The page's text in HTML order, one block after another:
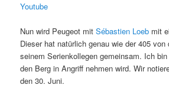
Youtube
Nun wird Peugeot mitSébastien Loeb mit
Dieser hat natürlich genau wie der 405
seinem Serienkollegen gemeinsam. Ich
den Berg in Angriff nehmen wird. Wir
den 30. Juni.